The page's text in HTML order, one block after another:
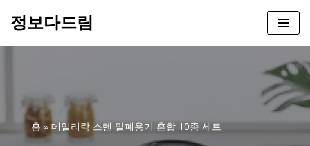
정보다드림
홈 » 데일리락 스텐 밀폐용기 혼합 10종 세트